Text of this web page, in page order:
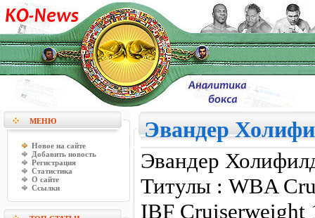
МЕНЮ
Новое на сайте
Добавить новость
Регистрация
Статистика
О сайте
Ссылки
Эвандер
Эвандер
Титулы : WBA
IBF Cruiserweight